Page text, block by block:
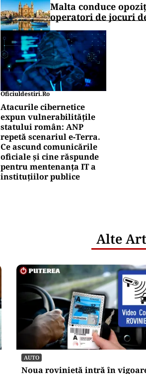
Malta conduce
operatori de jocuri
Oficiuldestiri.ro
Atacurile cibernetice
expun vulnerabilitățile
statului român: ANP
repetă scenariul e‑Terra.
Ce ascund comunicările
oficiale și cine răspunde
pentru mentenanța IT a
instituțiilor publice
Alte
AUTO
Noua rovinietă intră în